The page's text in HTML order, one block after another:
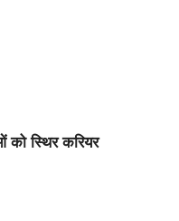
को स्थिर करियर